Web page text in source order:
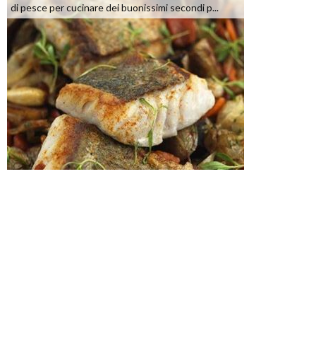
di pesce per cucinare dei buonissimi secondi p...